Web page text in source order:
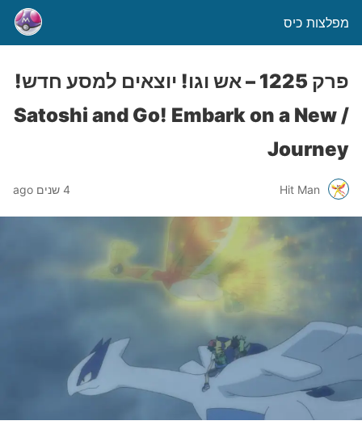
מפלצות כיס
פרק 1225 – אש וגו! יוצאים למסע חדש!
/ Satoshi and Go! Embark on a New
Journey
Hit Man 4 שנים ago